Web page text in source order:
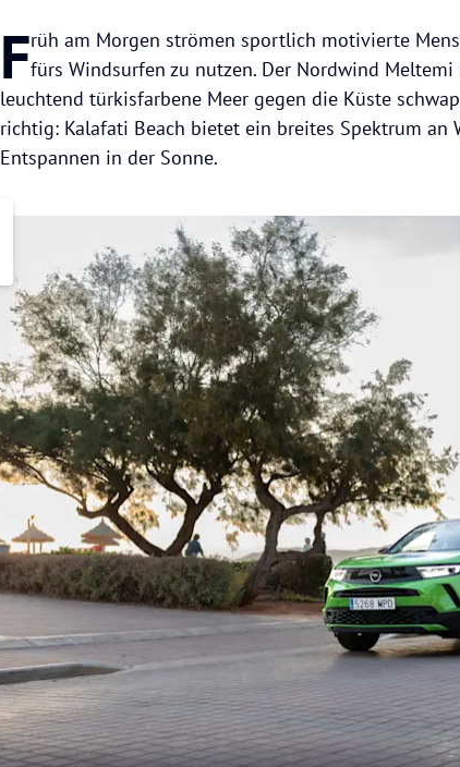
Früh am Morgen strömen sportlich motivierte
fürs Windsurfen zu nutzen. Der Nordwind
leuchtend türkisfarbene Meer gegen die Küste
richtig: Kalafati Beach bietet ein breites Spektrum an
Entspannen in der Sonne.